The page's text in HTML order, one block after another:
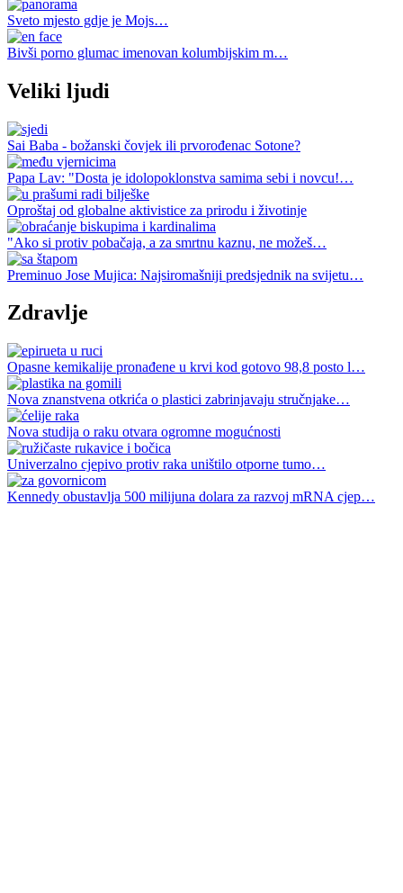
Sveto mjesto gdje je Mojs…
Bivši porno glumac imenovan kolumbijskim m…
Veliki ljudi
Sai Baba - božanski čovjek ili prvorođenac Sotone?
Papa Lav: "Dosta je idolopoklonstva samima sebi i novcu!…
Oproštaj od globalne aktivistice za prirodu i životinje
"Ako si protiv pobačaja, a za smrtnu kaznu, ne možeš…
Preminuo Jose Mujica: Najsiromašniji predsjednik na svijetu…
Zdravlje
Opasne kemikalije pronađene u krvi kod gotovo 98,8 posto l…
Nova znanstvena otkrića o plastici zabrinjavaju stručnjake…
Nova studija o raku otvara ogromne mogućnosti
Univerzalno cjepivo protiv raka uništilo otporne tumo…
Kennedy obustavlja 500 milijuna dolara za razvoj mRNA cjep…